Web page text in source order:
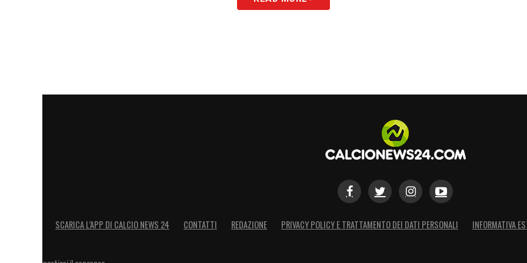
SCARICA L’APP DI CALCIO NEWS 24 CONTATTI REDAZIONE PRIVACY POLICY E TRATTAMENTO DEI DATI PERSONALI INFORMATIVA